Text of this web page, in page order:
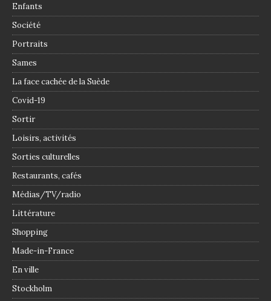
Enfants
Société
Portraits
Sames
La face cachée de la Suède
Covid-19
Sortir
Loisirs, activités
Sorties culturelles
Restaurants, cafés
Médias/TV/radio
Littérature
Shopping
Made-in-France
En ville
Stockholm